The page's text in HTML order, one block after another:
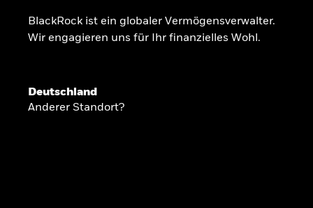
INSIDE THE MARKET
BlackRock ist ein globaler Vermögensverwalter.
Wir engagieren uns für Ihr finanzielles Wohl.
Deutschland
Anderer Standort?